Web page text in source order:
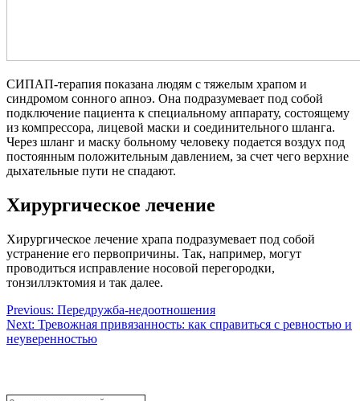
СИПАП-терапия показана людям с тяжелым храпом и
синдромом сонного апноэ. Она подразумевает под собой
подключение пациента к специальному аппарату, состоящему
из компрессора, лицевой маски и соединительного шланга.
Через шланг и маску больному человеку подается воздух под
постоянным положительным давлением, за счет чего верхние
дыхательные пути не спадают.
Хирургическое лечение
Хирургическое лечение храпа подразумевает под собой
устранение его первопричины. Так, например, могут
проводиться исправление носовой перегородки,
тонзиллэктомия и так далее.
Навигация
по
Previous: Передружба-недоотношения
Next: Тревожная привязанность: как справиться с ревностью и
неуверенностью